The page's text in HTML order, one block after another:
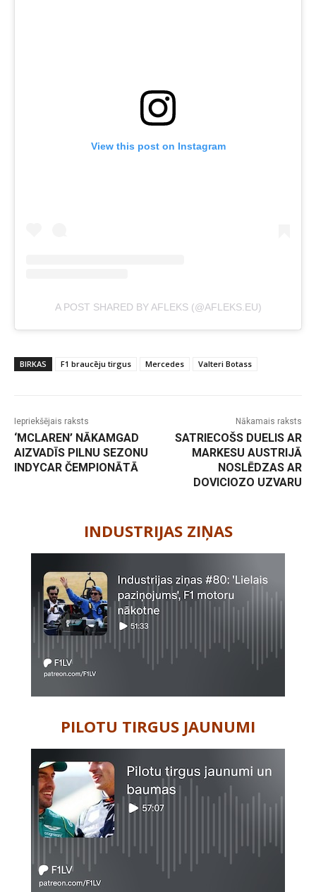
View this post on Instagram
A POST SHARED BY AFLEKS (@AFLEKS.EU)
BIRKAS F1 braucēju tirgus Mercedes Valteri Botass
Iepriekšējais raksts
‘MCLAREN’ NĀKAMGAD
AIZVADĪS PILNU SEZONU
INDYCAR ČEMPIONĀTĀ
Nākamais raksts
SATRIECOŠS DUELIS AR
MARKESU AUSTRIJĀ
NOSLĒDZAS AR
DOVICIOZO UZVARU
INDUSTRIJAS ZIŅAS
PILOTU TIRGUS JAUNUMI